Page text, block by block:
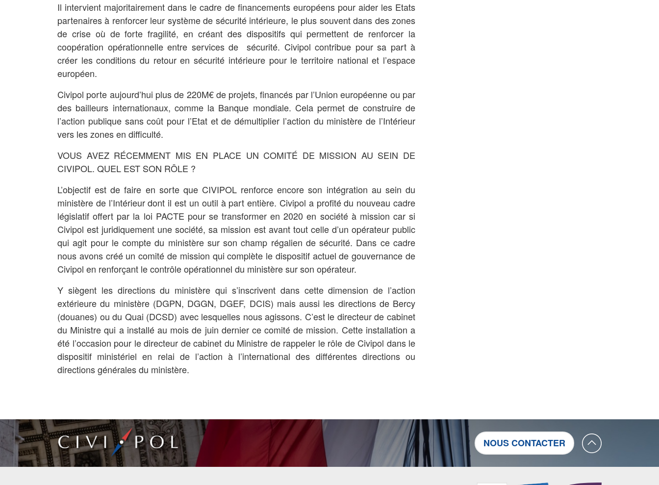
Il intervient majoritairement dans le cadre de financements européens pour aider les Etats
partenaires à renforcer leur système de sécurité intérieure, le plus souvent dans des zones
de crise où de forte fragilité, en créant des dispositifs qui permettent de renforcer la
coopération opérationnelle entre services de sécurité. Civipol contribue pour sa part à
créer les conditions du retour en sécurité intérieure pour le territoire national et l’espace
européen.
Civipol porte aujourd’hui plus de 220M€ de projets, financés par l’Union européenne ou par
des bailleurs internationaux, comme la Banque mondiale. Cela permet de construire de
l’action publique sans coût pour l’Etat et de démultiplier l’action du ministère de l’Intérieur
vers les zones en difficulté.
VOUS AVEZ RÉCEMMENT MIS EN PLACE UN COMITÉ DE MISSION AU SEIN DE
CIVIPOL. QUEL EST SON RÔLE ?
L’objectif est de faire en sorte que CIVIPOL renforce encore son intégration au sein du
ministère de l’Intérieur dont il est un outil à part entière. Civipol a profité du nouveau cadre
législatif offert par la loi PACTE pour se transformer en 2020 en société à mission car si
Civipol est juridiquement une société, sa mission est avant tout celle d’un opérateur public
qui agit pour le compte du ministère sur son champ régalien de sécurité. Dans ce cadre
nous avons créé un comité de mission qui complète le dispositif actuel de gouvernance de
Civipol en renforçant le contrôle opérationnel du ministère sur son opérateur.
Y siègent les directions du ministère qui s’inscrivent dans cette dimension de l’action
extérieure du ministère (DGPN, DGGN, DGEF, DCIS) mais aussi les directions de Bercy
(douanes) ou du Quai (DCSD) avec lesquelles nous agissons. C’est le directeur de cabinet
du Ministre qui a installé au mois de juin dernier ce comité de mission. Cette installation a
été l’occasion pour le directeur de cabinet du Ministre de rappeler le rôle de Civipol dans le
dispositif ministériel en relai de l’action à l’international des différentes directions ou
directions générales du ministère.
NOUS CONTACTER